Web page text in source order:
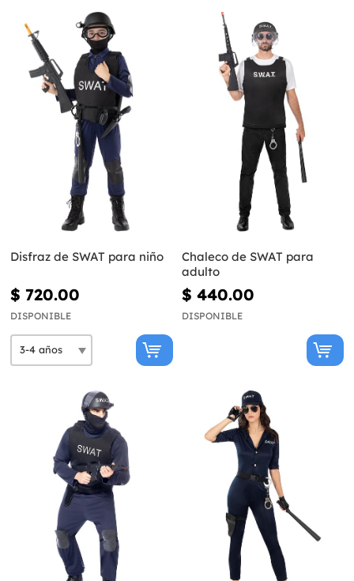
Disfraz de SWAT para niño
$ 720.00
DISPONIBLE
Chaleco de SWAT para
adulto
$ 440.00
DISPONIBLE